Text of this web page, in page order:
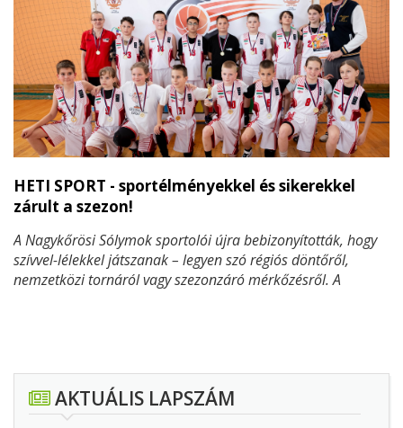
HETI SPORT - sportélményekkel és sikerekkel
zárult a szezon!
A Nagykőrösi Sólymok sportolói újra bebizonyították, hogy
szívvel-lélekkel játszanak – legyen szó régiós döntőről,
nemzetközi tornáról vagy szezonzáró mérkőzésről. A
AKTUÁLIS LAPSZÁM